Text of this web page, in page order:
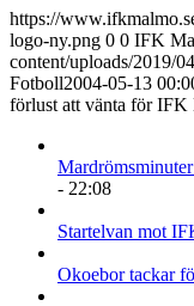
https://
logo-ny.png 0 0 IFK
content/uploads/2019/
Fotboll2004-05-13
förlust att vänta för IFK
- 22:08
Startelvan mot
Okoebor tackar